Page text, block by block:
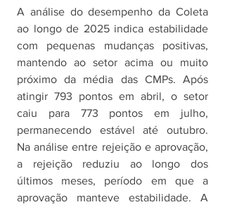
A análise do desempenho da Coleta
ao longo de 2025 indica estabilidade
com pequenas mudanças positivas,
mantendo ao setor acima ou muito
próximo da média das CMPs. Após
atingir 793 pontos em abril, o setor
caiu para 773 pontos em julho,
permanecendo estável até outubro.
Na análise entre rejeição e aprovação,
a rejeição reduziu ao longo dos
últimos meses, período em que a
aprovação manteve estabilidade. A